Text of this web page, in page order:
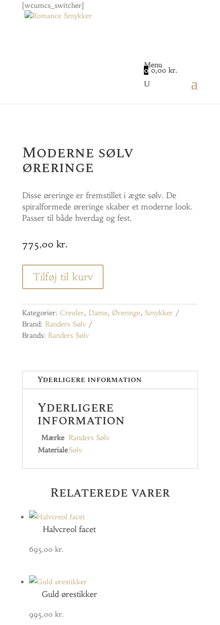
[wcumcs_switcher]
Menu
0 0,00kr.
/ Moderne sølv øreringe
Moderne sølv
øreringe
Disse øreringe er fremstillet i ægte sølv. De
spiralformede øreringe skaber et moderne look.
Passer til både hverdag og fest.
775,00 kr.
Tilføj til kurv
Kategorier: Creoler, Dame, Øreringe, Smykker
Brand: Randers Sølv
Brands: Randers Sølv
Yderligere information
Yderligere
information
Mærke Randers Sølv
MaterialeSølv
Relaterede varer
Halvcreol facet
695,00 kr.
Guld ørestikker
995,00 kr.